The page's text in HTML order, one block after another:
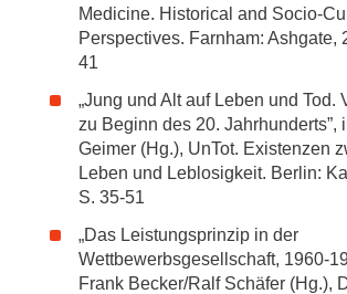
Medicine. Historical and Socio-
Perspectives. Farnham: Ashgate,
41
„Jung und Alt auf Leben und Tod.
zu Beginn des 20. Jahrhunderts”,
Geimer (Hg.), UnTot. Existenzen
Leben und Leblosigkeit. Berlin:
S. 35-51
„Das Leistungsprinzip in der
Wettbewerbsgesellschaft, 1960-
Frank Becker/Ralf Schäfer (Hg.),